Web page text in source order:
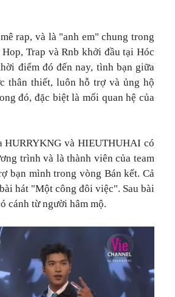
rap, và là "anh em" chung trong
Trap và Rnb khởi đầu tại Hóc
điểm đó đến nay, tình bạn giữa
thân thiết, luôn hỗ trợ và ủng hộ
đó, đặc biệt là mối quan hệ của
và HIEUTHUHAI có
trình và là thành viên của team
bạn mình trong vòng Bán kết. Cả
hát "Một công đôi việc". Sau bài
cánh từ người hâm mộ.